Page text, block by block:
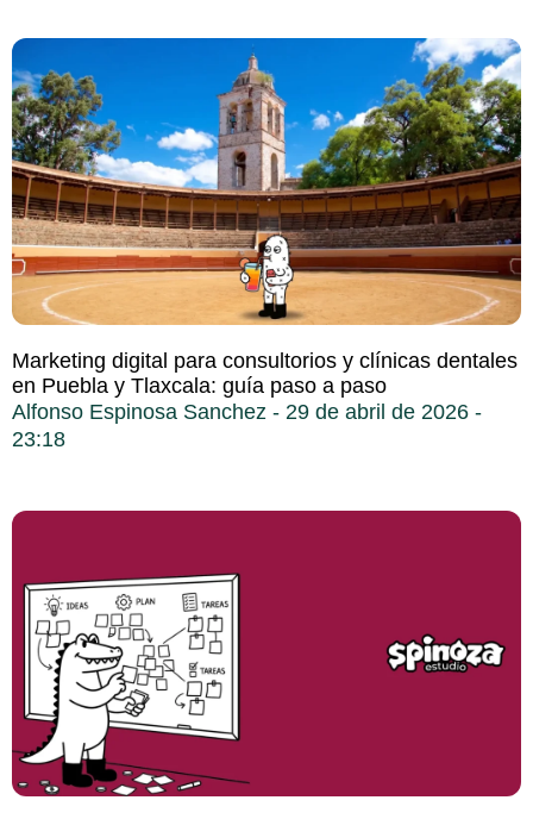
Marketing digital para consultorios y clínicas dentales
en Puebla y Tlaxcala: guía paso a paso
Alfonso Espinosa Sanchez
29 de abril de 2026
23:18